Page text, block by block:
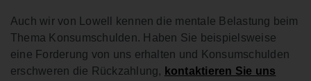
Auch wir von Lowell kennen die mentale Belastung beim
Thema Konsumschulden. Haben Sie beispielsweise
eine Forderung von uns erhalten und Konsumschulden
erschweren die Rückzahlung, kontaktieren Sie uns